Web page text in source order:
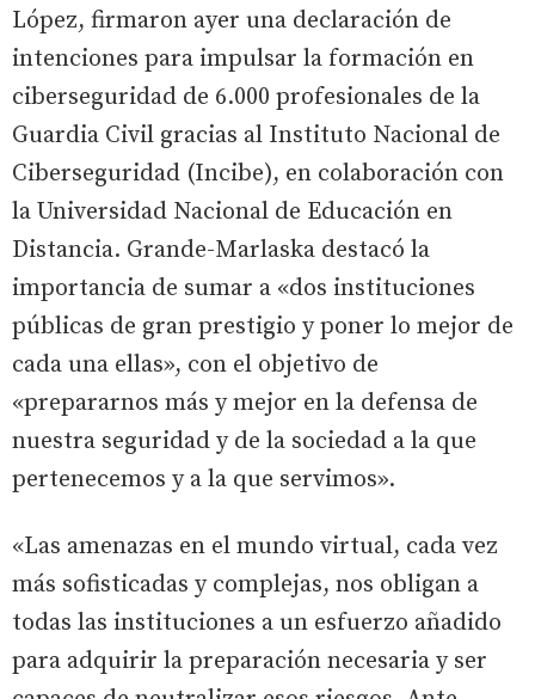
López, firmaron ayer una declaración de
intenciones para impulsar la formación en
ciberseguridad de 6.000 profesionales de la
Guardia Civil gracias al Instituto Nacional de
Ciberseguridad (Incibe), en colaboración con
la Universidad Nacional de Educación en
Distancia. Grande-Marlaska destacó la
importancia de sumar a «dos instituciones
públicas de gran prestigio y poner lo mejor de
cada una ellas», con el objetivo de
«prepararnos más y mejor en la defensa de
nuestra seguridad y de la sociedad a la que
pertenecemos y a la que servimos».
«Las amenazas en el mundo virtual, cada vez
más sofisticadas y complejas, nos obligan a
todas las instituciones a un esfuerzo añadido
para adquirir la preparación necesaria y ser